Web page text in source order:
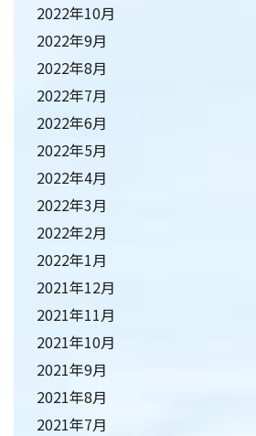
2022年10月
2022年9月
2022年8月
2022年7月
2022年6月
2022年5月
2022年4月
2022年3月
2022年2月
2022年1月
2021年12月
2021年11月
2021年10月
2021年9月
2021年8月
2021年7月